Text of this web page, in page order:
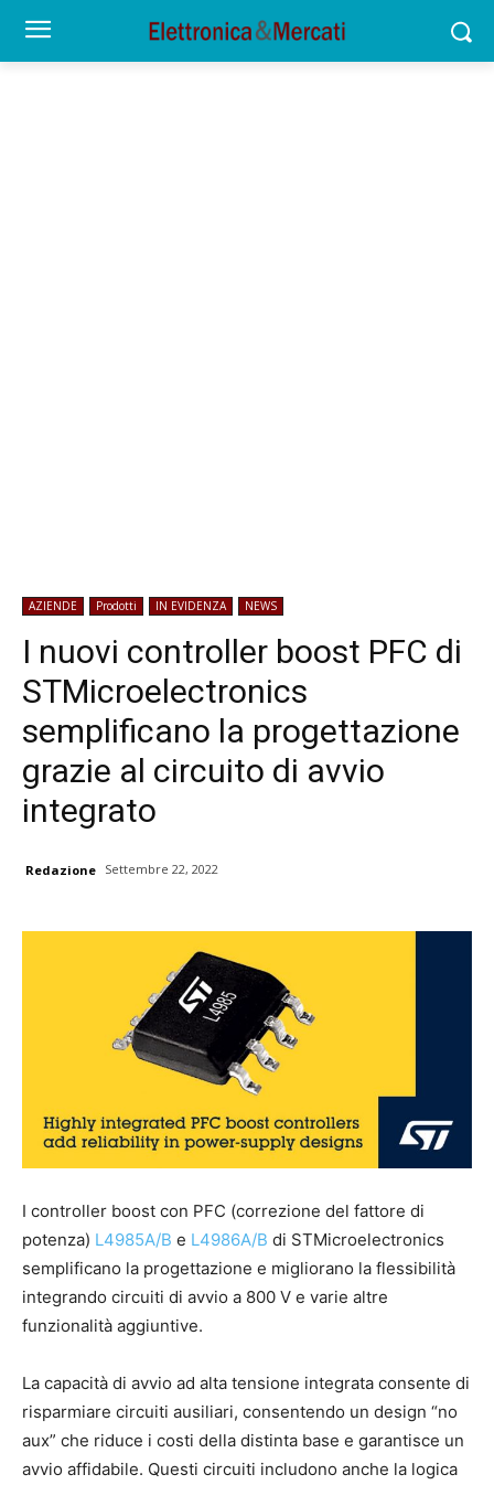
AZIENDE Prodotti IN EVIDENZA NEWS
I nuovi controller boost PFC di
STMicroelectronics
semplificano la progettazione
grazie al circuito di avvio
integrato
Redazione Settembre 22, 2022
I controller boost con PFC (correzione del fattore di
potenza) L4985A/B e L4986A/B di STMicroelectronics
semplificano la progettazione e migliorano la flessibilità
integrando circuiti di avvio a 800 V e varie altre
funzionalità aggiuntive.
La capacità di avvio ad alta tensione integrata consente di
risparmiare circuiti ausiliari, consentendo un design “no
aux” che riduce i costi della distinta base e garantisce un
avvio affidabile. Questi circuiti includono anche la logica